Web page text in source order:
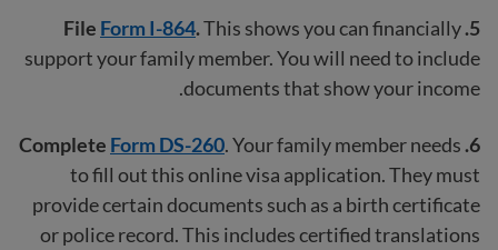
5. File
Form I-864.This shows you can financially
support your family member. You will need to include
documents that show your income.
6.
Complete Form DS-260. Your family member needs
to fill out this online visa application. They must
provide certain documents such as a birth certificate
or police record. This includes certified translations